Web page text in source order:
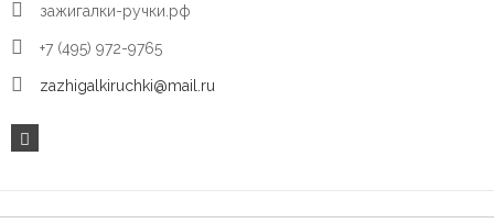
зажигалки-ручки.рф
+7 (495) 972-9765
zazhigalkiruchki@mail.ru